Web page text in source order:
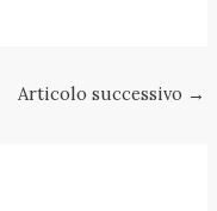
Articolo successivo →